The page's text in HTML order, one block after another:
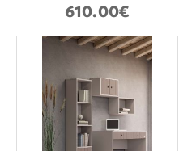
610.00€